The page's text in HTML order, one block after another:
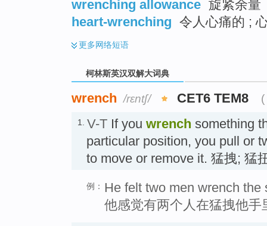
wrenching allowance 旋紧余量
heart-wrenching 令人心痛的 ;
更多网络短语
柯林斯英汉双解大词典
wrench /rɛntʃ/ CET6 TEM8
1. V-T If you wrench something
particular position, you pull or
to move or remove it. 猛拽; 猛
例： He felt two men wrench
他感觉有两个人在猛拽他手